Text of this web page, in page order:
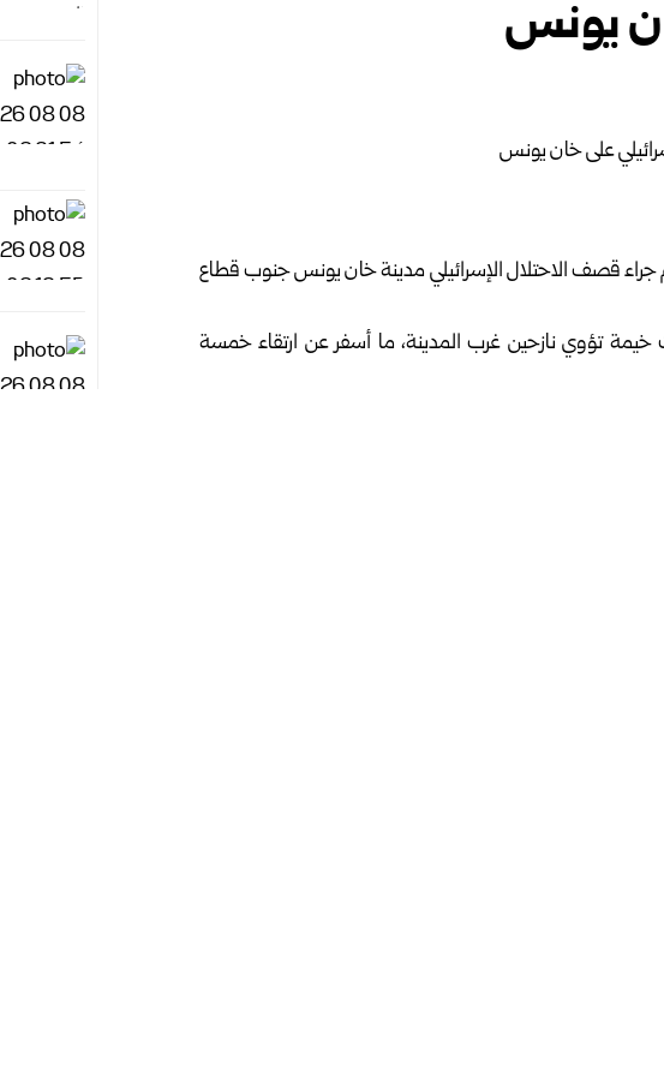
يونس
قصف الاحتلال الإسرائيلي مدينة خان يونس جنوب قطاع
تؤوي نازحين غرب المدينة، ما أسفر عن ارتقاء خمسة